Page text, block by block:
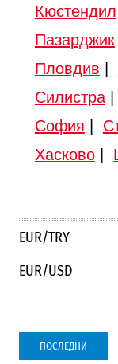
Кюстендил
Пазарджик
Пловдив
Силистра|
София
Хасково|
EUR/TRY
EUR/USD
ПОСЛЕДНИ